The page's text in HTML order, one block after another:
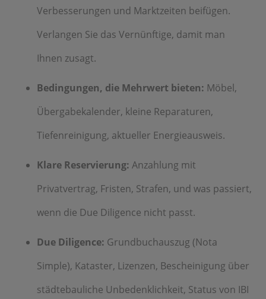
Verbesserungen und Marktzeiten beifügen.
Verlangen Sie das Vernünftige, damit man
Ihnen zusagt.
Bedingungen, die Mehrwert bieten: Möbel,
Übergabekalender, kleine Reparaturen,
Tiefenreinigung, aktueller Energieausweis.
Klare Reservierung: Anzahlung mit
Privatvertrag, Fristen, Strafen, und was passiert,
wenn die Due Diligence nicht passt.
Due Diligence: Grundbuchauszug (Nota
Simple), Kataster, Lizenzen, Bescheinigung über
städtebauliche Unbedenklichkeit, Status von IBI